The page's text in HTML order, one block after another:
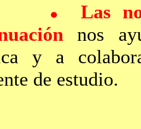
Las
nos
y a
de estudio.